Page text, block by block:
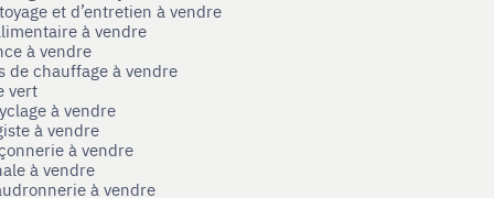
et d’entretien à vendre
à vendre
à vendre
de chauffage à vendre
vert
à vendre
à vendre
à vendre
à vendre
à vendre